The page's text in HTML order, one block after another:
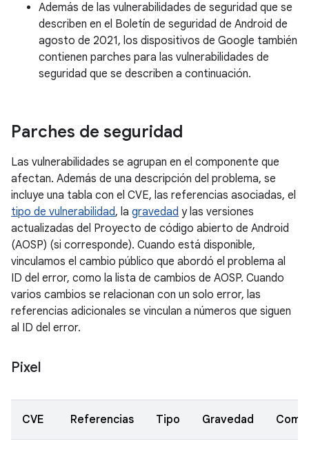
Además de las vulnerabilidades de seguridad que se
describen en el Boletín de seguridad de Android de
agosto de 2021, los dispositivos de Google también
contienen parches para las vulnerabilidades de
seguridad que se describen a continuación.
Parches de seguridad
Las vulnerabilidades se agrupan en el componente que
afectan. Además de una descripción del problema, se
incluye una tabla con el CVE, las referencias asociadas, el
tipo de vulnerabilidad, la gravedad y las versiones
actualizadas del Proyecto de código abierto de Android
(AOSP) (si corresponde). Cuando está disponible,
vinculamos el cambio público que abordó el problema al
ID del error, como la lista de cambios de AOSP. Cuando
varios cambios se relacionan con un solo error, las
referencias adicionales se vinculan a números que siguen
al ID del error.
Pixel
CVE Referencias Tipo Gravedad